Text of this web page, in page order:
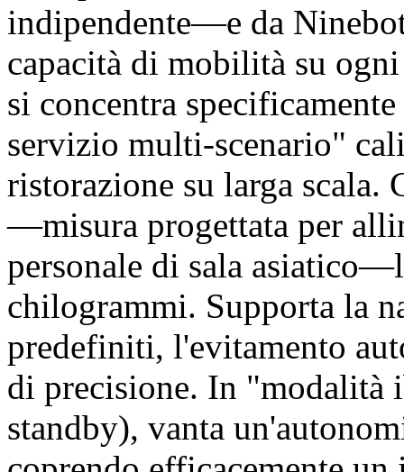
indipendente—e da
capacità di mobilità su
si concentra
servizio multi-scenario"
ristorazione su larga scala.
—misura progettata per
personale di sala
chilogrammi. Supporta la
predefiniti, l'evitamento
di precisione. In "modalità
standby), vanta